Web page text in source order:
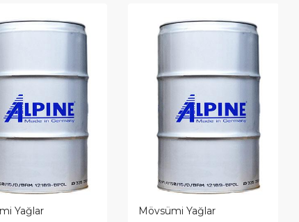
Yağlar Mövsümi Yağlar